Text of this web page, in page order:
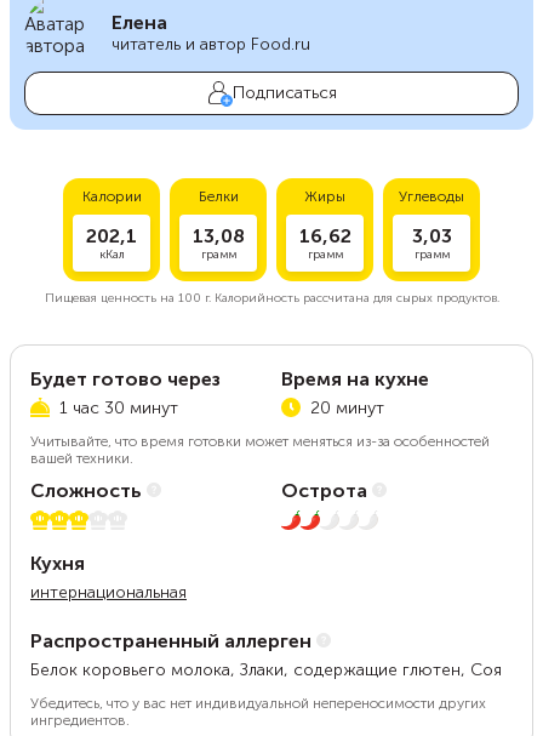
Елена
читатель и автор Food.ru
Подписаться
Калории
202,1
кКал
Белки
13,08
грамм
Жиры
16,62
грамм
Углеводы
3,03
грамм
Пищевая ценность на 100 г.Калорийность рассчитана для сырых продуктов.
Будет готово через
1 час 30 минут
Время на кухне
20 минут
Учитывайте, что время готовки может меняться из-за особенностей
вашей техники.
Сложность
3 из 5
Острота
2 из 5
Кухня
интернациональная
Распространенный аллерген
Белок коровьего молока, Злаки, содержащие глютен, Соя
Убедитесь, что у вас нет индивидуальной непереносимости других
ингредиентов.